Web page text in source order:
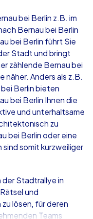
ab€49,99
Krimi iPad
Bernau bei
bei Berlin z.B. im
Bernau bei Berlin
bei Berlin führt Sie
Stadt und bringt
zählende Bernau bei
näher. Anders als z.B.
Berlin bieten
bei Berlin Ihnen die
und unterhaltsame
zu
bei Berlin oder eine
sind somit kurzweiliger
Stadtrallye in
und
lösen, für deren
Teams